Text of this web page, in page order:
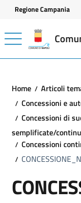
Vai ai contenuti
Vai al footer
Regione Campania
Home Articoli
Concessioni e
Concessioni di
semplificate/
Concessioni